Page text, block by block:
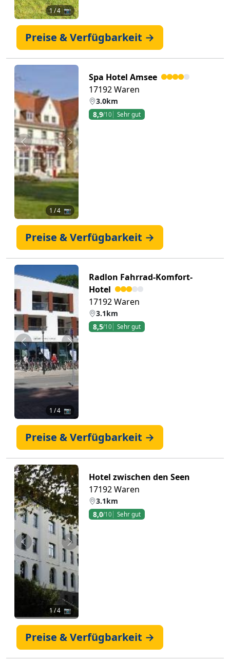
1/ 4 📷
Preise & Verfügbarkeit →
Zurück Weiter
1 / 4 📷
Spa Hotel Amsee
17192 Waren
3.0km
8,9/10 Sehr gut
Preise & Verfügbarkeit →
Zurück Weiter
1 / 4 📷
Radlon Fahrrad-Komfort-
Hotel
17192 Waren
3.1km
8,5/10 Sehr gut
Preise & Verfügbarkeit →
Zurück Weiter
1/ 4 📷
Hotel zwischen den Seen
17192 Waren
3.1km
8,0/10 Sehr gut
Preise & Verfügbarkeit →